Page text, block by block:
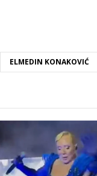
ELMEDIN KONAKOVIĆ